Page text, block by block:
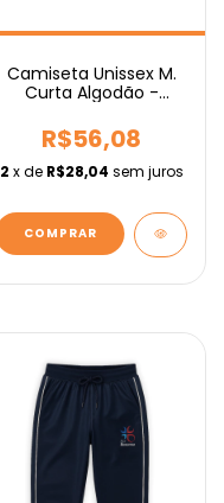
Camiseta Unissex M.
Curta Algodão -
R$56,08
2 x de R$28,04 sem juros
COMPRAR